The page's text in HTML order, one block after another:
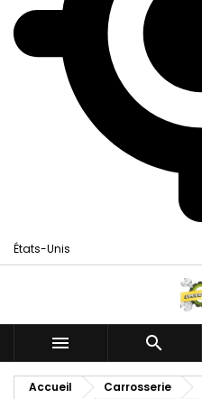
États-Unis
 
Accueil Carrosserie